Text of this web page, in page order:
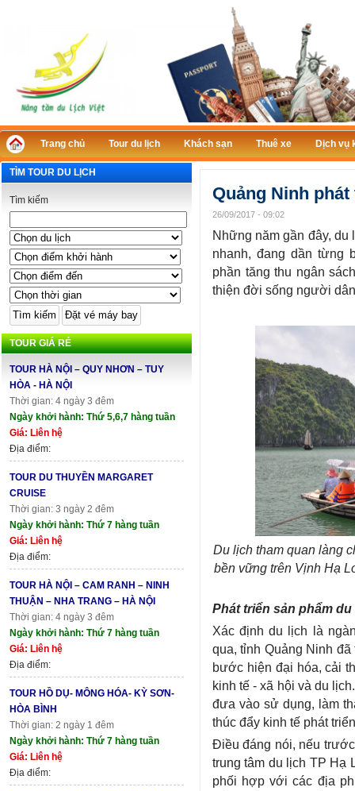
Trang chủ Tour du lịch Khách sạn Thuê xe Dịch vụ
TÌM TOUR DU LỊCH
Tìm kiếm
TOUR GIÁ RẺ
TOUR HÀ NỘI – QUY NHƠN – TUY
HÒA - HÀ NỘI
Thời gian: 4 ngày 3 đêm
Ngày khởi hành: Thứ 5,6,7 hàng tuần
Giá: Liên hệ
Địa điểm:
TOUR DU THUYỀN MARGARET
CRUISE
Thời gian: 3 ngày 2 đêm
Ngày khởi hành: Thứ 7 hàng tuần
Giá: Liên hệ
Địa điểm:
TOUR HÀ NỘI – CAM RANH – NINH
THUẬN – NHA TRANG – HÀ NỘI
Thời gian: 4 ngày 3 đêm
Ngày khởi hành: Thứ 7 hàng tuần
Giá: Liên hệ
Địa điểm:
TOUR HỒ DỤ- MÔNG HÓA- KỲ SƠN-
HÒA BÌNH
Thời gian: 2 ngày 1 đêm
Ngày khởi hành: Thứ 7 hàng tuần
Giá: Liên hệ
Địa điểm:
Quảng Ninh
26/09/2017 - 09:02
Những năm gần đây,
nhanh, đang dần từng
phần tăng thu ngân
thiện đời sống người
Du lịch tham quan làng
bền vững trên Vịnh Hạ
Phát triển sản phẩm
Xác định du lịch là
qua, tỉnh Quảng Ninh
bước hiện đại hóa, cải
kinh tế - xã hội và du
đưa vào sử dụng, làm
thúc đẩy kinh tế phát
Điều đáng nói, nếu
trung tâm du lịch TP Hạ
phối hợp với các địa